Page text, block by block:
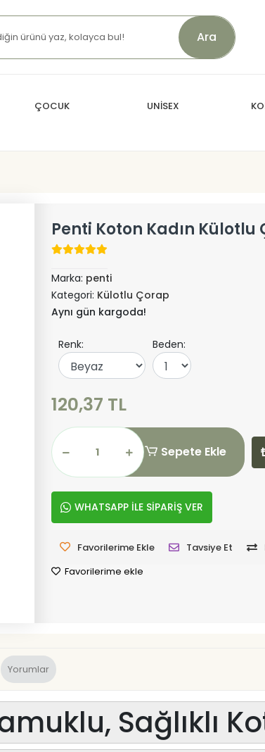
Ara
ÇOCUK UNİSEX
Penti Koton Kadın Külotlu
Marka: penti
Kategori: Külotlu Çorap
Aynı gün kargoda!
Renk: Beden:
120,37 TL
Sepete Ekle
WHATSAPP İLE SİPARİŞ VER
Favorilerime Ekle Tavsiye Et
Favorilerime ekle
Yorumlar
Sağlıklı